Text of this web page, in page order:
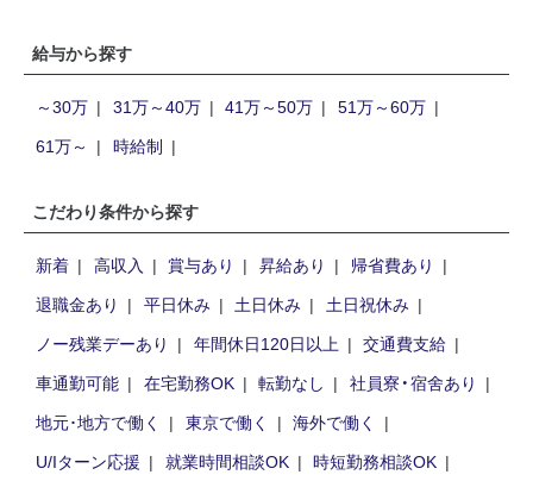
給与から探す
～30万 31万～40万 41万～50万
51万～60万
61万～
時給制
こだわり条件から探す
新着 高収入 賞与あり 昇給あり
帰省費あり
退職金あり
平日休み 土日休み
土日祝休み
ノー残業デーあり
年間休日120日以上
交通費支給
車通勤可能
在宅勤務OK 転勤なし
社員寮・宿舍あり
地元･地方で働く
東京で働く
海外で働く
U/Iターン応援
就業時間相談OK
時短勤務相談OK